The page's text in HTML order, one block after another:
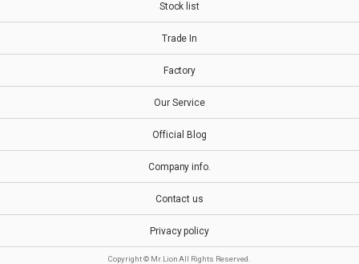
Stock list
Trade In
Factory
Our Service
Official Blog
Company info.
Contact us
Privacy policy
Copyright © Mr.Lion All Rights Reserved.